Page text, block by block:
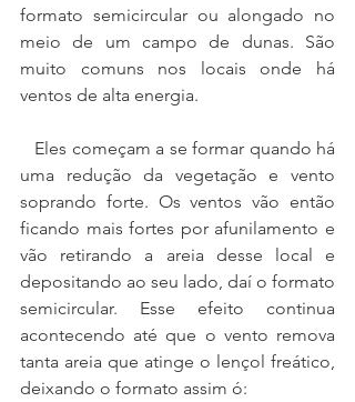
formato semicircular ou alongado no
meio de um campo de dunas. São
muito comuns nos locais onde há
ventos de alta energia.
uma redução da vegetação e vento
soprando forte. Os ventos vão então
ficando mais fortes por afunilamento e
vão retirando a areia desse local e
depositando ao seu lado, daí o formato
semicircular. Esse efeito continua
acontecendo até que o vento remova
tanta areia que atinge o lençol freático,
deixando o formato assim ó: